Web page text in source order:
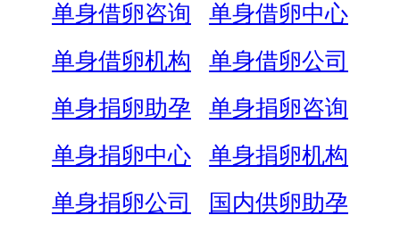
单身借卵咨询
单身借卵中心
单身借卵机构
单身借卵公司
单身捐卵助孕
单身捐卵咨询
单身捐卵中心
单身捐卵机构
单身捐卵公司
国内供卵助孕